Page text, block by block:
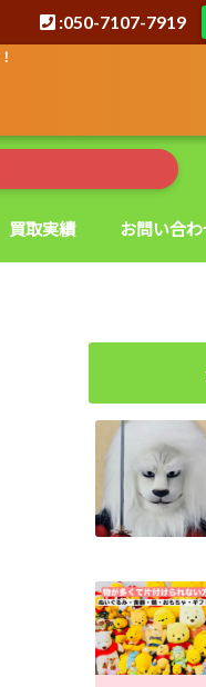
:050-7107-7919
買取実績 お問い合わ